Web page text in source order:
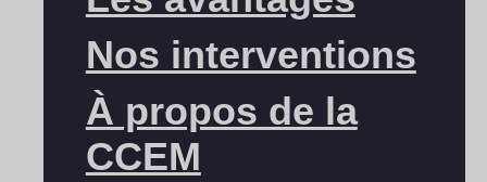
Nos interventions
À propos de la
CCEM